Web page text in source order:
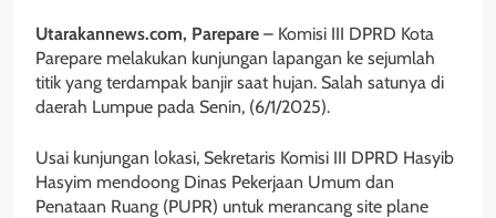
Utarakannews.com, Parepare – Komisi III DPRD Kota
Parepare melakukan kunjungan lapangan ke sejumlah
titik yang terdampak banjir saat hujan. Salah satunya di
daerah Lumpue pada Senin, (6/1/2025).
Usai kunjungan lokasi, Sekretaris Komisi III DPRD Hasyib
Hasyim mendoong Dinas Pekerjaan Umum dan
Penataan Ruang (PUPR) untuk merancang site plane